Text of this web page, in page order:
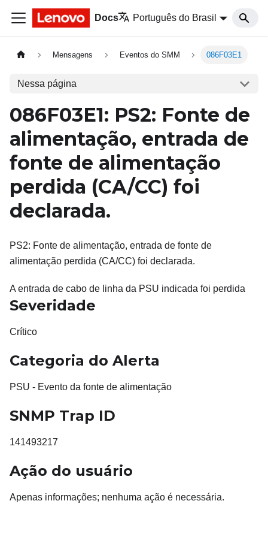
Docs Português do Brasil
Mensagens Eventos do SMM 086F03E1
Nessa página
086F03E1: PS2: Fonte de
alimentação, entrada de
fonte de alimentação
perdida (CA/CC) foi
declarada.
PS2: Fonte de alimentação, entrada de fonte de
alimentação perdida (CA/CC) foi declarada.
A entrada de cabo de linha da PSU indicada foi perdida
Severidade
Crítico
Categoria do Alerta
PSU - Evento da fonte de alimentação
SNMP Trap ID
141493217
Ação do usuário
Apenas informações; nenhuma ação é necessária.